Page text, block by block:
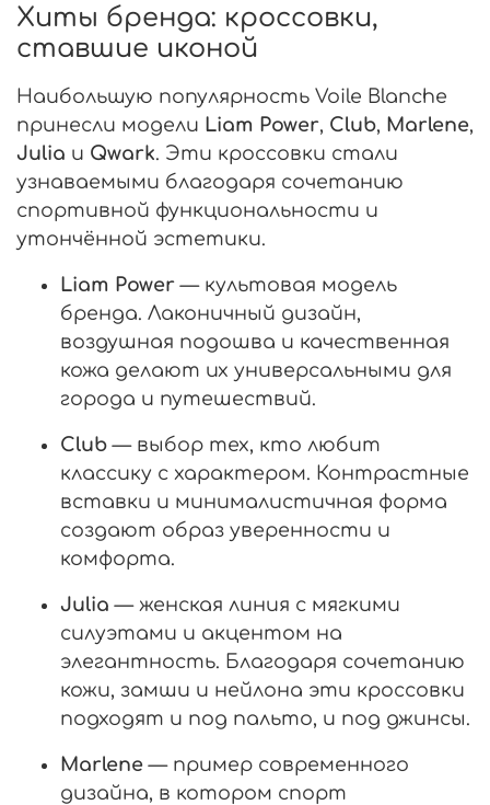
Хиты бренда: кроссовки,
ставшие иконой
Наибольшую популярность Voile Blanche
принесли модели Liam Power, Club, Marlene,
Julia и Qwark. Эти кроссовки стали
узнаваемыми благодаря сочетанию
спортивной функциональности и
утончённой эстетики.
Liam Power — культовая модель
бренда. Лаконичный дизайн,
воздушная подошва и качественная
кожа делают их универсальными для
города и путешествий.
Club — выбор тех, кто любит
классику с характером. Контрастные
вставки и минималистичная форма
создают образ уверенности и
комфорта.
Julia — женская линия с мягкими
силуэтами и акцентом на
элегантность. Благодаря сочетанию
кожи, замши и нейлона эти кроссовки
подходят и под пальто, и под джинсы.
Marlene — пример современного
дизайна, в котором спорт